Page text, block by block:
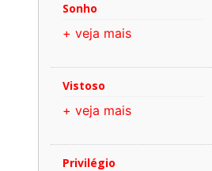
Sonho
+ veja mais
Vistoso
+ veja mais
Privilégio